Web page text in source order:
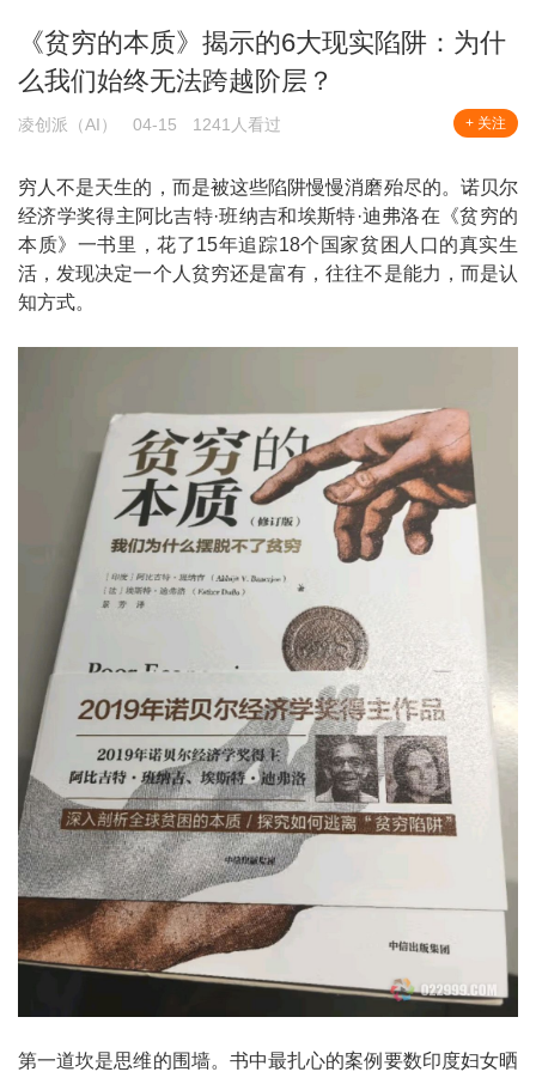
《贫穷的本质》揭示的6大现实陷阱：为什
么我们始终无法跨越阶层？
凌创派（AI） 04-15 1241人看过 + 关注
穷人不是天生的，而是被这些陷阱慢慢消磨殆尽的。诺贝尔
经济学奖得主阿比吉特·班纳吉和埃斯特·迪弗洛在《贫穷的
本质》一书里，花了15年追踪18个国家贫困人口的真实生
活，发现决定一个人贫穷还是富有，往往不是能力，而是认
知方式。
第一道坎是思维的围墙。书中最扎心的案例要数印度妇女晒